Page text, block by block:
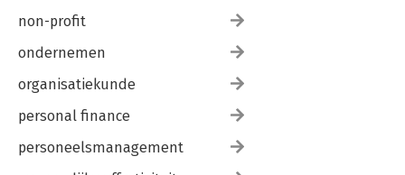
non-profit
ondernemen
organisatiekunde
personal finance
personeelsmanagement